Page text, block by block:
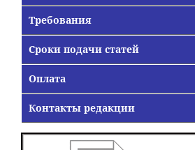
Требования
Сроки подачи статей
Оплата
Контакты редакции